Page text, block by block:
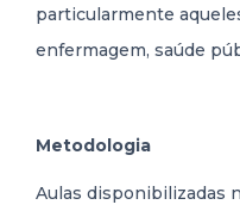
particularmente
enfermagem, saúde
Metodologia
Aulas disponibilizadas